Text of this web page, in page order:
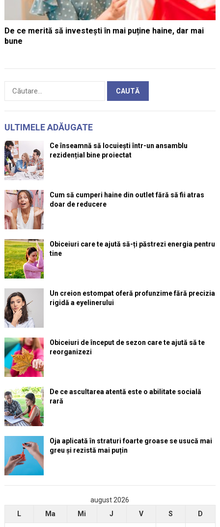
De ce merită să investești în mai puține haine, dar mai
bune
Caută
ULTIMELE ADĂUGATE
Ce înseamnă să locuiești într-un ansamblu
rezidențial bine proiectat
Cum să cumperi haine din outlet fără să fii atras
doar de reducere
Obiceiuri care te ajută să-ți păstrezi energia pentru
tine
Un creion estompat oferă profunzime fără precizia
rigidă a eyelinerului
Obiceiuri de început de sezon care te ajută să te
reorganizezi
De ce ascultarea atentă este o abilitate socială
rară
Oja aplicată în straturi foarte groase se usucă mai
greu și rezistă mai puțin
august 2026
L
Ma Mi J V S D